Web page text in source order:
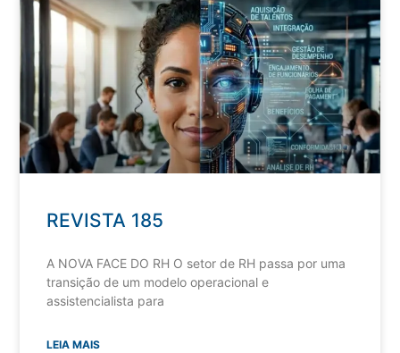
REVISTA 185
A NOVA FACE DO RH O setor de RH passa por uma
transição de um modelo operacional e
assistencialista para
LEIA MAIS